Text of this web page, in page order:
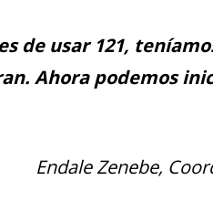
de usar 121,
Ahora podemos
Endale Zenebe,